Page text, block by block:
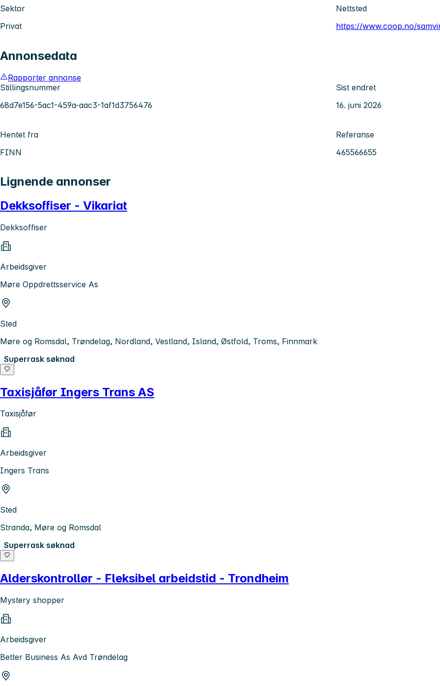
Sektor
Privat
Nettsted
https://www.coop.no/
Annonsedata
Rapporter annonse
Stillingsnummer
68d7e156-5ac1-459a-aac3-1af1d3756476
Sist endret
16. juni 2026
Hentet fra
FINN
Referanse
465566655
Lignende annonser
Dekksoffiser - Vikariat
Dekksoffiser
Arbeidsgiver
Møre Oppdrettsservice As
Sted
Møre og Romsdal, Trøndelag, Nordland, Vestland, Island, Østfold, Troms, Finnmark
Superrask søknad
Taxisjåfør Ingers Trans AS
Taxisjåfør
Arbeidsgiver
Ingers Trans
Sted
Stranda, Møre og Romsdal
Superrask søknad
Alderskontrollør - Fleksibel arbeidstid - Trondheim
Mystery shopper
Arbeidsgiver
Better Business As Avd Trøndelag